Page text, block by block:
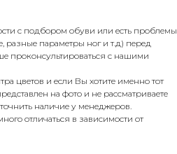
с подбором обуви или есть проблемы
разные параметры ног и т.д) перед
проконсультироваться с нашими
цветов и если Вы хотите именно тот
на фото и не рассматриваете
наличие у менеджеров.
отличаться в зависимости от